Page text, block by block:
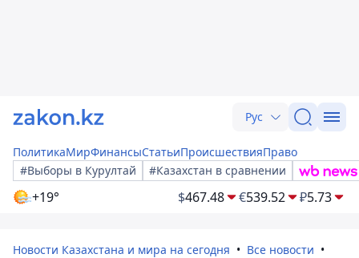
Рус
ПолитикаМирФинансыСтатьиПроисшествияПраво
#Выборы в Курултай
#Казахстан в сравнении
+19° $467.48 €539.52 ₽5.73
Новости Казахстана и мира на сегодня
Все новости